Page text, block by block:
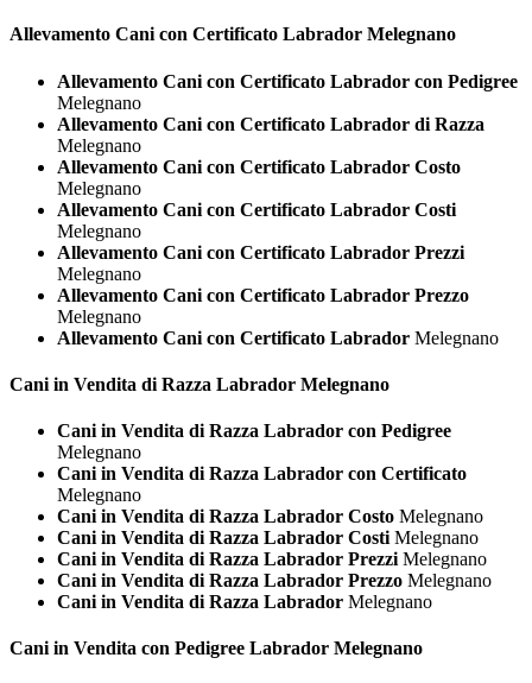
Allevamento Cani con Certificato Labrador Melegnano
Allevamento Cani con Certificato Labrador con Pedigree
Melegnano
Allevamento Cani con Certificato Labrador di Razza
Melegnano
Allevamento Cani con Certificato Labrador Costo
Melegnano
Allevamento Cani con Certificato Labrador Costi
Melegnano
Allevamento Cani con Certificato Labrador Prezzi
Melegnano
Allevamento Cani con Certificato Labrador Prezzo
Melegnano
Allevamento Cani con Certificato Labrador Melegnano
Cani in Vendita di Razza Labrador Melegnano
Cani in Vendita di Razza Labrador con Pedigree
Melegnano
Cani in Vendita di Razza Labrador con Certificato
Melegnano
Cani in Vendita di Razza Labrador Costo Melegnano
Cani in Vendita di Razza Labrador Costi Melegnano
Cani in Vendita di Razza Labrador Prezzi Melegnano
Cani in Vendita di Razza Labrador Prezzo Melegnano
Cani in Vendita di Razza Labrador Melegnano
Cani in Vendita con Pedigree Labrador Melegnano